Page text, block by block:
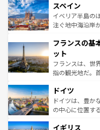
ろん、トスカー
景など、自然景
ピザやパスタな
ませてくれるイ
なお、新着のイ
しい。
スペイン
イベリア半島の
注ぐ地中海沿岸
文化が根付くこ
れる闘牛、そし
る。首都マドリ
アートに溢れた
せる。地方によ
ンテンツ一覧を
フランスの基
ット
フランスは、世
指の観光地だ。
で、幅広い魅力
聖堂、美しいビ
から魅了する。
いる。シャンパ
ドイツ
ドイツは、豊か
の中心に位置す
顔を持つこの国
イギリス